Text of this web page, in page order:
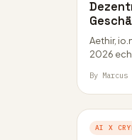
Aethir,
2026
By Marcus
AI X